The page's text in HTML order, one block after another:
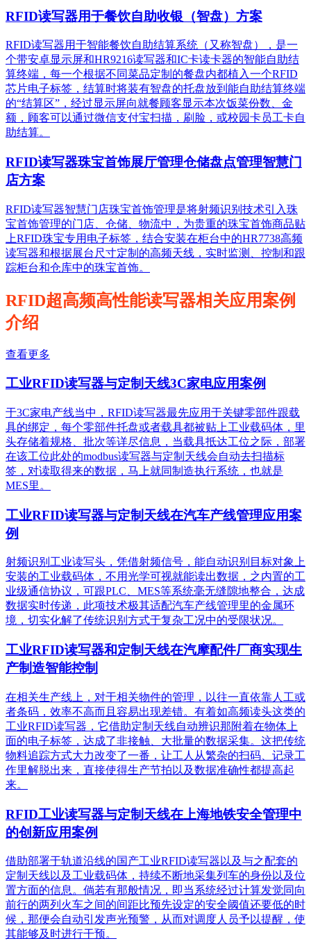
RFID读写器用于餐饮自助收银（智盘）方案
RFID读写器用于智能餐饮自助结算系统（又称智盘），是一
个带安卓显示屏和HR9216读写器和IC卡读卡器的智能自助结
算终端，每一个根据不同菜品定制的餐盘内都植入一个RFID
芯片电子标签，结算时将装有智盘的托盘放到能自助结算终端
的“结算区”，经过显示屏向就餐顾客显示本次饭菜份数、金
额，顾客可以通过微信支付宝扫描，刷脸，或校园卡员工卡自
助结算。
RFID读写器珠宝首饰展厅管理仓储盘点管理智慧门
店方案
RFID读写器智慧门店珠宝首饰管理是将射频识别技术引入珠
宝首饰管理的门店、仓储、物流中，为贵重的珠宝首饰商品贴
上RFID珠宝专用电子标签，结合安装在柜台中的HR7738高频
读写器和根据展台尺寸定制的高频天线，实时监测、控制和跟
踪柜台和仓库中的珠宝首饰。
RFID超高频高性能读写器相关应用案例
介绍
查看更多
工业RFID读写器与定制天线3C家电应用案例
于3C家电产线当中，RFID读写器最先应用于关键零部件跟载
具的绑定，每个零部件托盘或者载具都被贴上工业载码体，里
头存储着规格、批次等详尽信息，当载具抵达工位之际，部署
在该工位此处的modbus读写器与定制天线会自动去扫描标
签，对读取得来的数据，马上就同制造执行系统，也就是
MES里。
工业RFID读写器与定制天线在汽车产线管理应用案
例
射频识别工业读写头，凭借射频信号，能自动识别目标对象上
安装的工业载码体，不用光学可视就能读出数据，之内置的工
业级通信协议，可跟PLC、MES等系统毫无缝隙地整合，达成
数据实时传递，此项技术极其适配汽车产线管理里的金属环
境，切实化解了传统识别方式于复杂工况中的受限状况。
工业RFID读写器和定制天线在汽摩配件厂商实现生
产制造智能控制
在相关生产线上，对于相关物件的管理，以往一直依靠人工或
者条码，效率不高而且容易出现差错。有着如高频读头这类的
工业RFID读写器，它借助定制天线自动辨识那附着在物体上
面的电子标签，达成了非接触、大批量的数据采集。这把传统
物料追踪方式大力改变了一番，让工人从繁杂的扫码、记录工
作里解脱出来，直接使得生产节拍以及数据准确性都提高起
来。
RFID工业读写器与定制天线在上海地铁安全管理中
的创新应用案例
借助部署于轨道沿线的国产工业RFID读写器以及与之配套的
定制天线以及工业载码体，持续不断地采集列车的身份以及位
置方面的信息。倘若有那般情况，即当系统经过计算发觉同向
前行的两列火车之间的间距比预先设定的安全阈值还要低的时
候，那便会自动引发声光预警，从而对调度人员予以提醒，使
其能够及时进行干预。